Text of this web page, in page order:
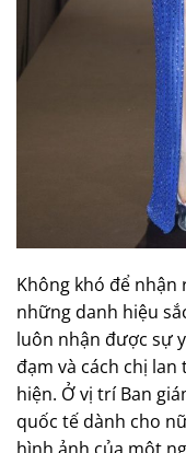
Không khó để nhận
những danh hiệu
luôn nhận được sự
đạm và cách chị
hiện. Ở vị trí Ban
quốc tế dành cho
hình ảnh của một